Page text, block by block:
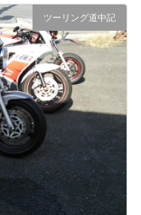
ツーリング道中記